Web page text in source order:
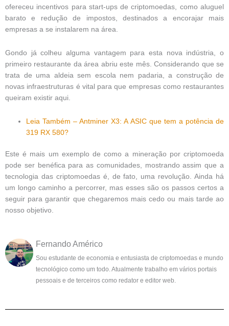
ofereceu incentivos para start-ups de criptomoedas, como aluguel
barato e redução de impostos, destinados a encorajar mais
empresas a se instalarem na área.
Gondo já colheu alguma vantagem para esta nova indústria, o
primeiro restaurante da área abriu este mês. Considerando que se
trata de uma aldeia sem escola nem padaria, a construção de
novas infraestruturas é vital para que empresas como restaurantes
queiram existir aqui.
Leia Também – Antminer X3: A ASIC que tem a potência de
319 RX 580?
Este é mais um exemplo de como a mineração por criptomoeda
pode ser benéfica para as comunidades, mostrando assim que a
tecnologia das criptomoedas é, de fato, uma revolução. Ainda há
um longo caminho a percorrer, mas esses são os passos certos a
seguir para garantir que chegaremos mais cedo ou mais tarde ao
nosso objetivo.
Fernando Américo
Sou estudante de economia e entusiasta de criptomoedas e mundo
tecnológico como um todo. Atualmente trabalho em vários portais
pessoais e de terceiros como redator e editor web.